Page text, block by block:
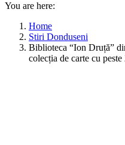
You are here:
Home
Stiri Donduseni
Biblioteca “Ion Druță”
colecția de carte cu